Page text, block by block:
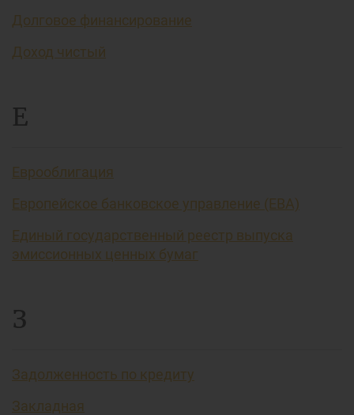
Долговое финансирование
Доход чистый
Е
Еврооблигация
Европейское банковское управление (EBA)
Единый государственный реестр выпуска
эмиссионных ценных бумаг
З
Задолженность по кредиту
Закладная